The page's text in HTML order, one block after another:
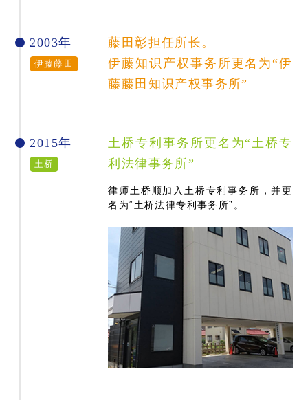
2003年
伊藤藤田
藤田彰担任所长。
伊藤知识产权事务所更名为“伊
藤藤田知识产权事务所”
2015年
土桥
土桥专利事务所更名为“土桥专
利法律事务所”
律师土桥顺加入土桥专利事务所，并更
名为“土桥法律专利事务所”。